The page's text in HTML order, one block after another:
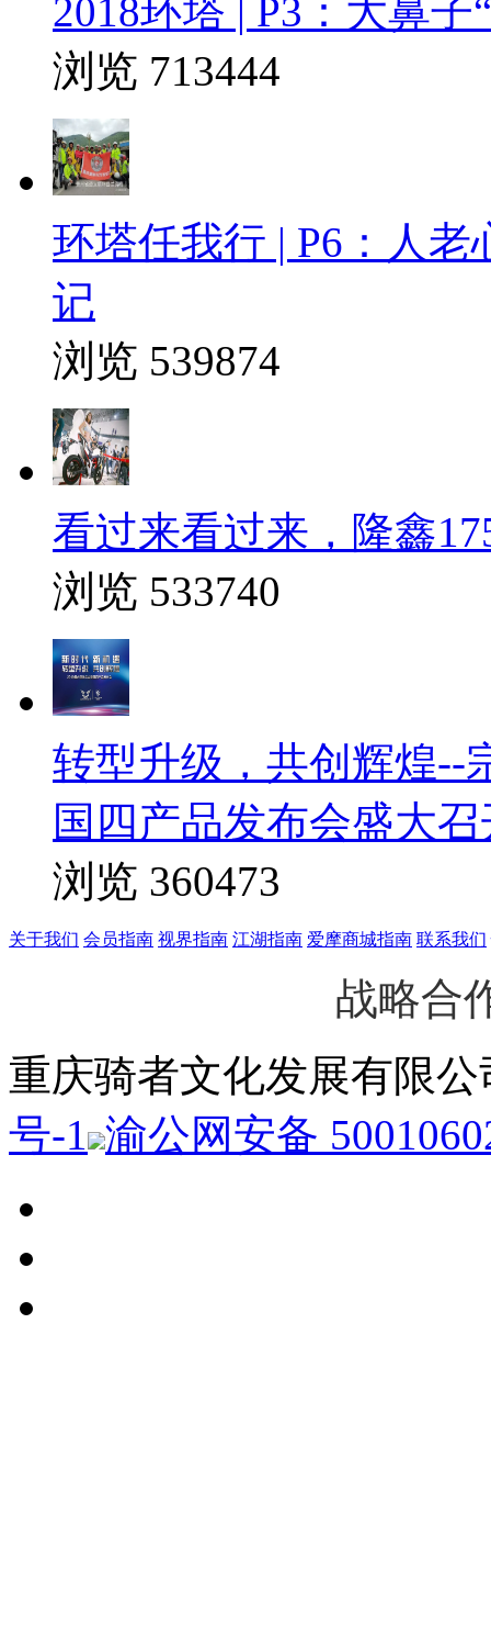
2018环塔 | P3：大鼻
浏览 713444
环塔任我行 | P6：人
记
浏览 539874
看过来看过来，隆鑫
浏览 533740
转型升级，共创辉煌--
国四产品发布会盛大召
浏览 360473
关于我们 会员指南 视界指南 江湖指南 爱摩商城指南 联系我们
战略合
重庆骑者文化发展有限
号-1 渝公网安备